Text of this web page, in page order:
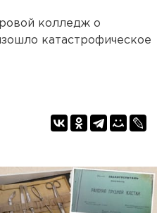
колледж о
катастрофическое